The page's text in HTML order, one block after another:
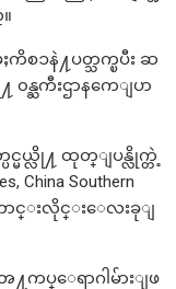
စၥနဲ႔ပတ္သက္ၿပီး ဆ
၀န္ႀကီးဌာနကေျပာ
င္မယ္လို႔ ထုတ္ျပန္လိုက္တဲ့
China Southern
ကာင္းလိုင္းေလးခုျ
ပ္ေရာဂါမ်ားျဖ